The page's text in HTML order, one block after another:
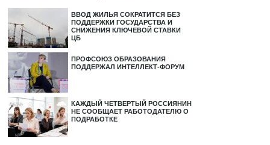
ВВОД ЖИЛЬЯ СОКРАТИТСЯ БЕЗ
ПОДДЕРЖКИ ГОСУДАРСТВА И
СНИЖЕНИЯ КЛЮЧЕВОЙ СТАВКИ
ЦБ
ПРОФСОЮЗ ОБРАЗОВАНИЯ
ПОДДЕРЖАЛ ИНТЕЛЛЕКТ-ФОРУМ
КАЖДЫЙ ЧЕТВЕРТЫЙ РОССИЯНИН
НЕ СООБЩАЕТ РАБОТОДАТЕЛЮ О
ПОДРАБОТКЕ